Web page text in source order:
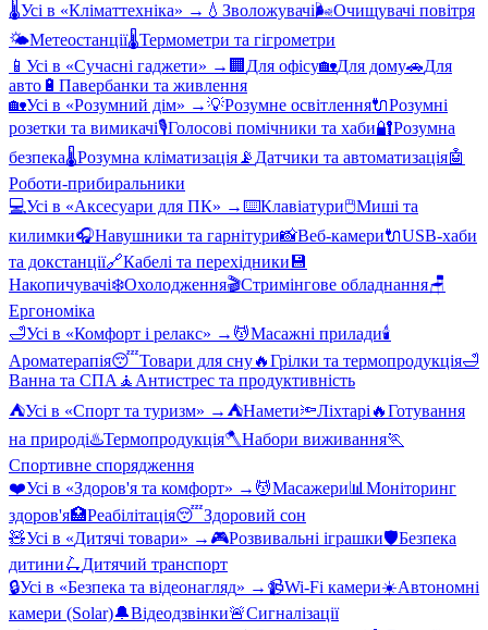
🌡️Усі в «Кліматтехніка» → 💧 Зволожувачі🌬️Очищувачі повітря
🌤️Метеостанції🌡️Термометри та гігрометри
📱 Усі в «Сучасні гаджети» → 🏢 Для офісу🏡Для дому🚗Для
авто 🔋 Павербанки та живлення
🏡Усі в «Розумний дім» →💡Розумне освітлення🔌Розумні
розетки та вимикачі🎙️Голосові помічники та хаби🔐Розумна
безпека🌡️Розумна кліматизація 📡 Датчики та автоматизація🤖
Роботи-прибиральники
💻Усі в «Аксесуари для ПК» →⌨️Клавіатури🖱️Миші та
килимки🎧Навушники та гарнітури📸Веб-камери🔌USB-хаби
та докстанції🔗Кабелі та перехідники 💾
Накопичувачі❄️Охолодження🎬Стримінгове обладнання🪑
Ергономіка
🛁Усі в «Комфорт і релакс» → 💆Масажні прилади🕯️
Ароматерапія😴Товари для сну🔥Грілки та термопродукція🛁
Ванна та СПА 🧘 Антистрес та продуктивність
⛺Усі в «Спорт та туризм» → ⛺Намети🔦Ліхтарі 🔥Готування
на природі♨️Термопродукція🪓Набори виживання🏃
Спортивне спорядження
❤️Усі в «Здоров'я та комфорт» → 💆Масажери📊 Моніторинг
здоров'я🏥Реабілітація😴Здоровий сон
🧸Усі в «Дитячі товари» → 🎮Розвивальні іграшки🛡️Безпека
дитини🛴Дитячий транспорт
🔒Усі в «Безпека та відеонагляд» → 📹Wi-Fi камери☀️Автономні
камери (Solar)🔔Відеодзвінки🚨Сигналізації